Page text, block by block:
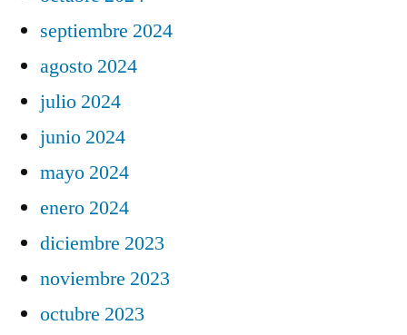
septiembre 2024
agosto 2024
julio 2024
junio 2024
mayo 2024
enero 2024
diciembre 2023
noviembre 2023
octubre 2023